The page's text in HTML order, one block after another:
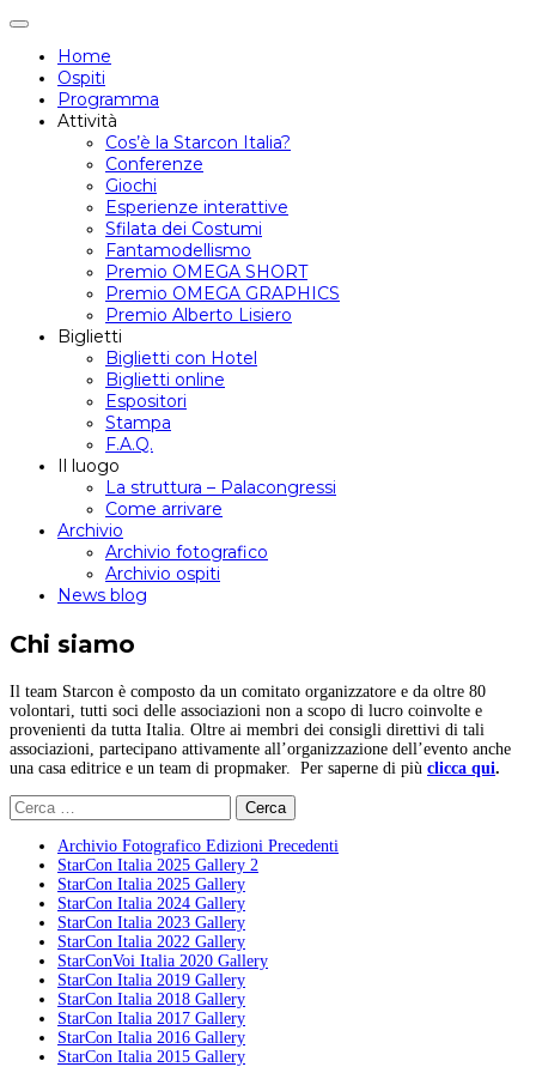
Attiva/disattiva
navigazione
Home
Ospiti
Programma
Attività
Cos’è la Starcon Italia?
Conferenze
Giochi
Esperienze interattive
Sfilata dei Costumi
Fantamodellismo
Premio OMEGA SHORT
Premio OMEGA GRAPHICS
Premio Alberto Lisiero
Biglietti
Biglietti con Hotel
Biglietti online
Espositori
Stampa
F.A.Q.
Il luogo
La struttura – Palacongressi
Come arrivare
Archivio
Archivio fotografico
Archivio ospiti
News blog
Chi siamo
Il team Starcon è composto da un comitato organizzatore e da oltre 80
volontari, tutti soci delle associazioni non a scopo di lucro coinvolte e
provenienti da tutta Italia. Oltre ai membri dei consigli direttivi di tali
associazioni, partecipano attivamente all’organizzazione dell’evento anche
una casa editrice e un team di propmaker. Per saperne di più clicca qui.
Ricerca
per:
Archivio Fotografico Edizioni Precedenti
StarCon Italia 2025 Gallery 2
StarCon Italia 2025 Gallery
StarCon Italia 2024 Gallery
StarCon Italia 2023 Gallery
StarCon Italia 2022 Gallery
StarConVoi Italia 2020 Gallery
StarCon Italia 2019 Gallery
StarCon Italia 2018 Gallery
StarCon Italia 2017 Gallery
StarCon Italia 2016 Gallery
StarCon Italia 2015 Gallery